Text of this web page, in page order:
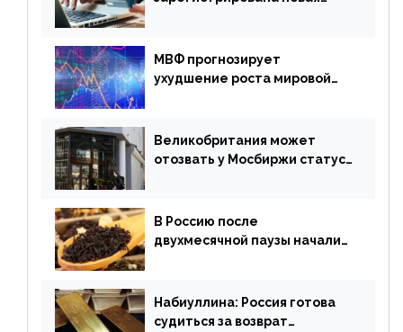
МВФ прогнозирует
ухудшение роста мировой
апреля
Великобритания может
отозвать у Мосбиржи статус
В Россию после
двухмесячной паузы начали
Набиуллина: Россия готова
судиться за возврат